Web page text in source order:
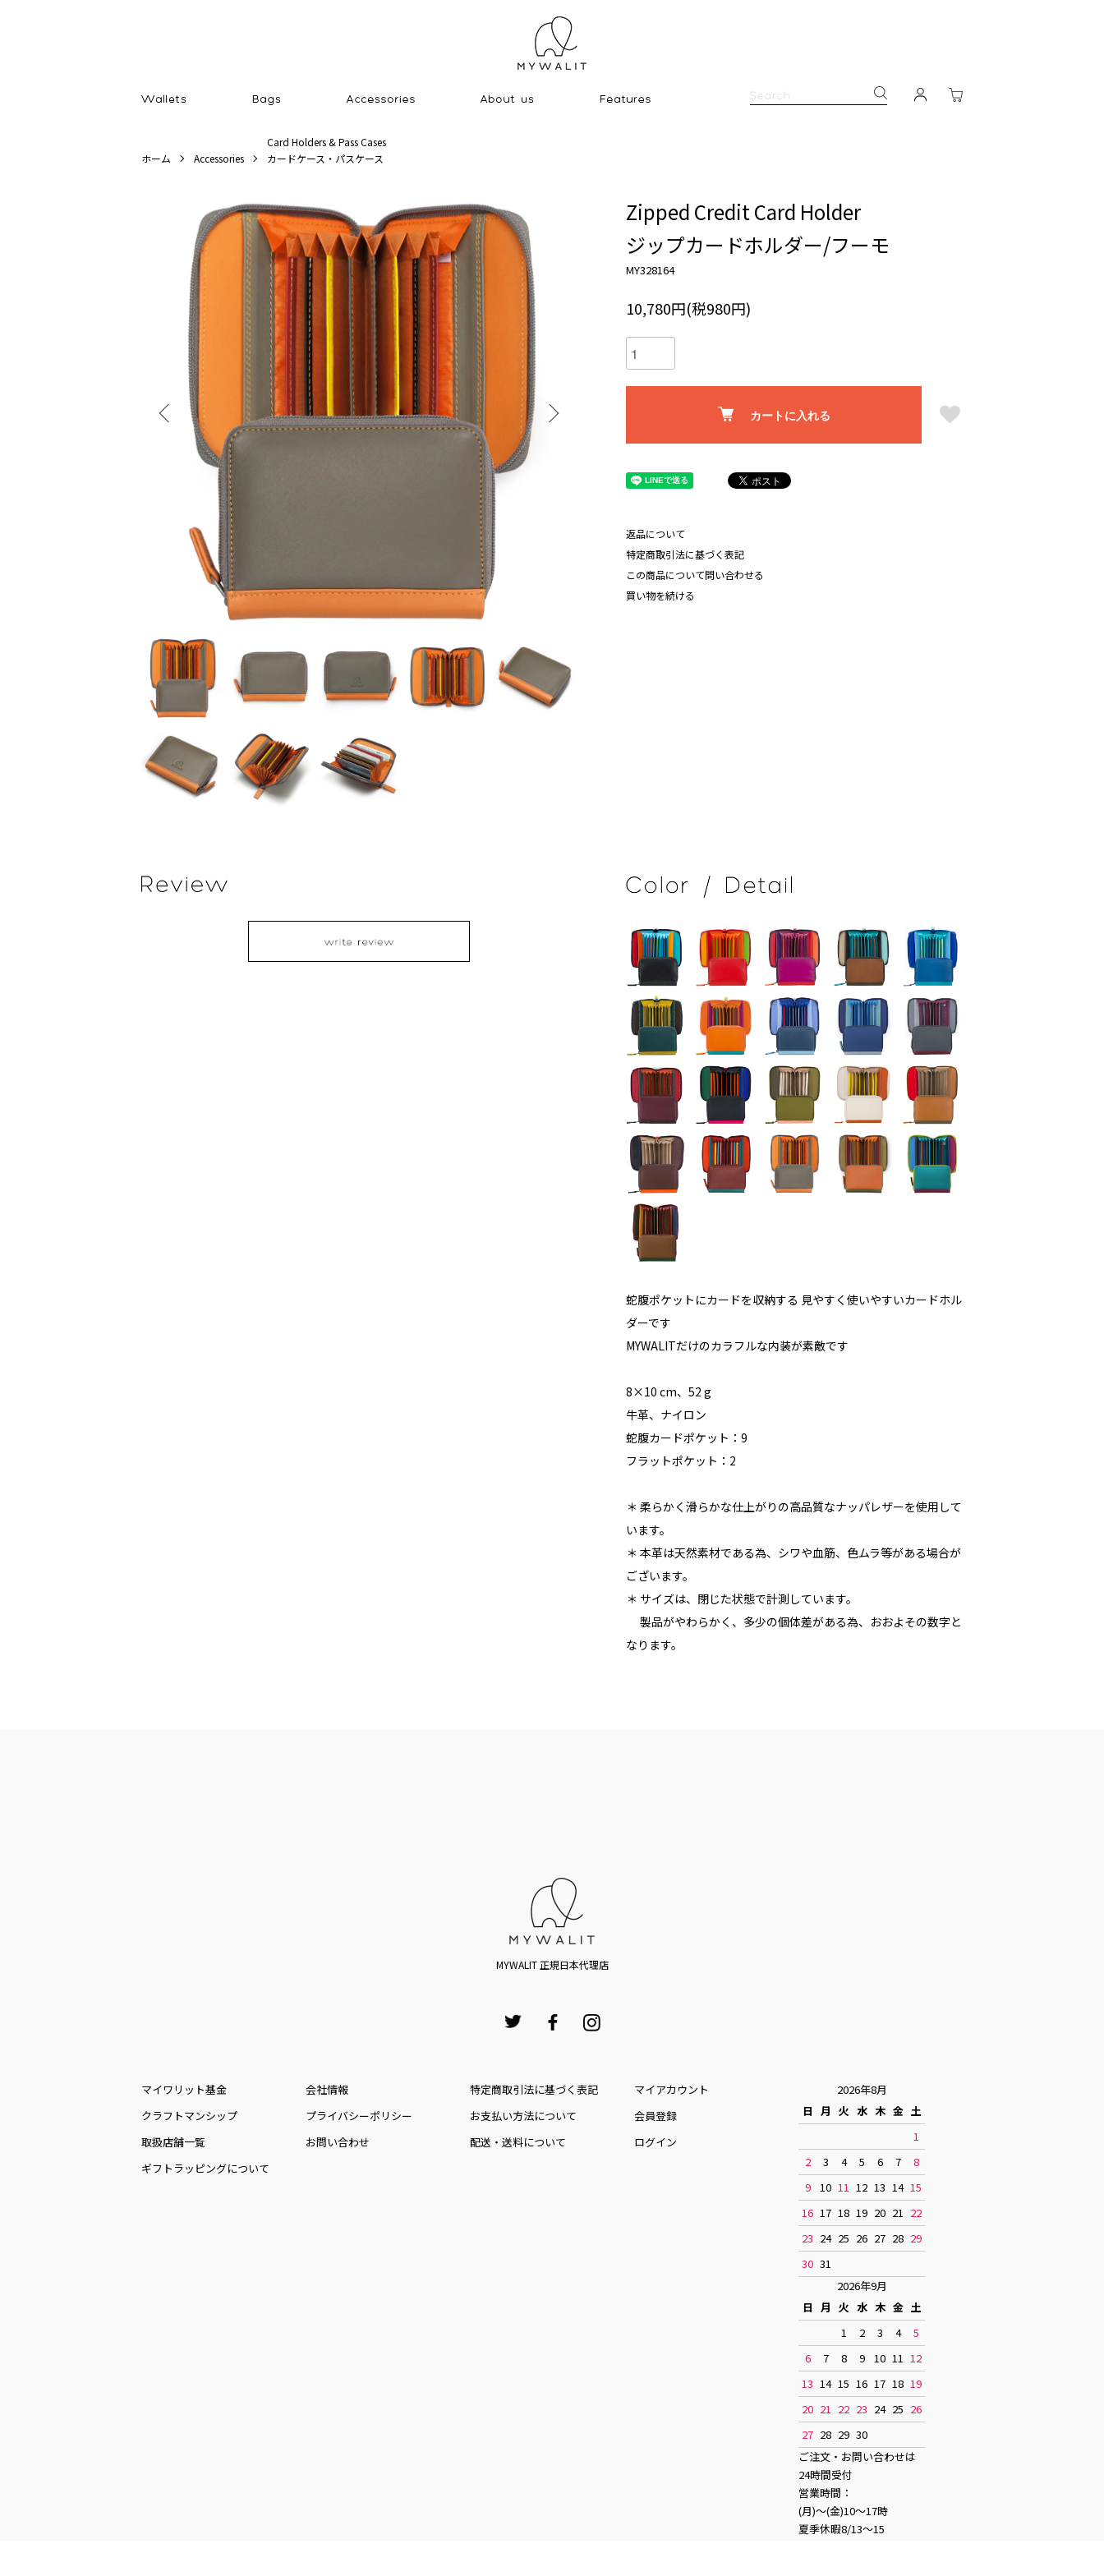
ホーム Accessories
Card Holders & Pass Cases
カードケース・パスケース
Zipped Credit Card Holder
ジップカードホルダー/フーモ
MY328164
10,780円(税980円)
カートに入れる
返品について
特定商取引法に基づく表記
この商品について問い合わせる
買い物を続ける
蛇腹ポケットにカードを収納する 見やすく使いやすいカードホル
ダーです
MYWALITだけのカラフルな内装が素敵です
8×10 cm、52 g
牛革、ナイロン
蛇腹カードポケット：9
フラットポケット：2
＊ 柔らかく滑らかな仕上がりの高品質なナッパレザーを使用して
います。
＊ 本革は天然素材である為、シワや血筋、色ムラ等がある場合が
ございます。
＊ サイズは、閉じた状態で計測しています。
製品がやわらかく、多少の個体差がある為、おおよその数字と
なります。
MYWALIT 正規日本代理店
マイワリット基金
クラフトマンシップ
取扱店舗一覧
ギフトラッピングについて
会社情報
プライバシーポリシー
お問い合わせ
特定商取引法に基づく表記
お⽀払い⽅法について
配送・送料について
マイアカウント
会員登録
ログイン
2026年8月
日 月 火 水 木 金 土
1
2
3 4 5 6 7
8
9
10 11 12 13 14 15
16 17 18 19 20 21 22
23 24 25 26 27 28 29
30 31
2026年9月
日 月 火 水 木 金 土
1
2 3 4
5
6
7 8 9 10 11 12
13 14 15 16 17 18 19
20 21 22 23 24 25 26
27 28 29 30
ご注文・お問い合わせは
24時間受付
営業時間：
(月)〜(金)10〜17時
夏季休暇8/13〜15